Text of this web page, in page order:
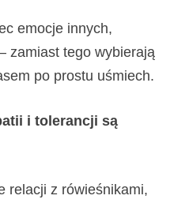
emocje innych,
zamiast tego wybierają
po prostu uśmiech.
i tolerancji są
relacji z rówieśnikami,